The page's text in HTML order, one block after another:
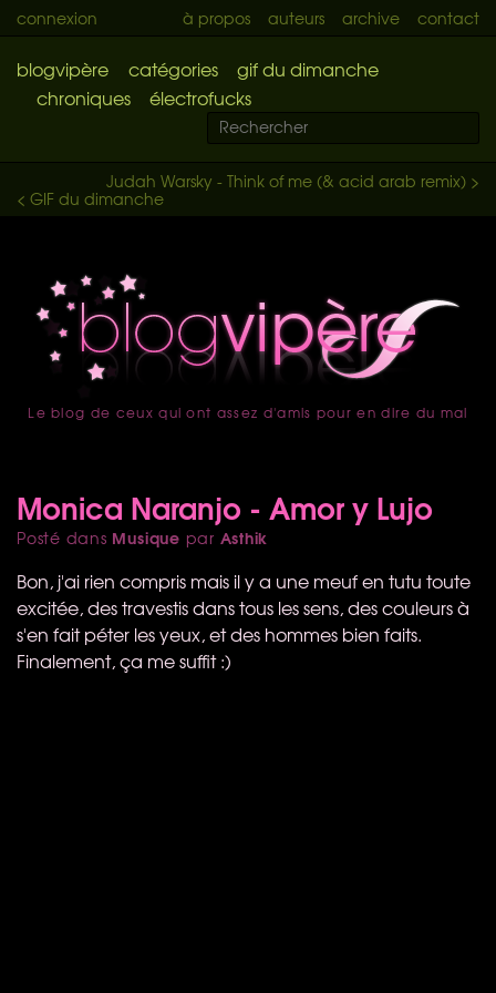
connexion à propos auteurs archive contact
blogvipère catégories
gif du dimanche
chroniques
électrofucks
Judah Warsky - Think of me (& acid arab remix) >
< GIF du dimanche
accueil
Le blog de ceux qui ont assez d'amis pour en dire du mal
Monica Naranjo - Amor y Lujo
Posté dans Musique par Asthik
Bon, j'ai rien compris mais il y a une meuf en tutu toute
excitée, des travestis dans tous les sens, des couleurs à
s'en fait péter les yeux, et des hommes bien faits.
Finalement, ça me suffit :)